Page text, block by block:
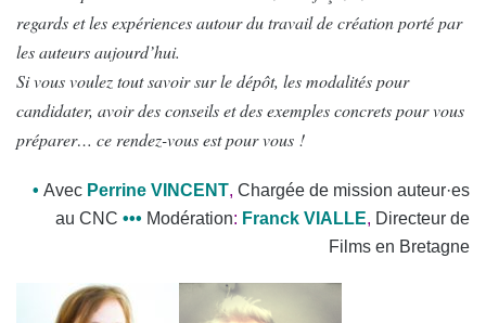
regards et les expériences autour du travail de création porté par
les auteurs aujourd’hui.
Si vous voulez tout savoir sur le dépôt, les modalités pour
candidater, avoir des conseils et des exemples concrets pour vous
préparer… ce rendez-vous est pour vous !
• Avec Perrine VINCENT, Chargée de mission auteur·es
au CNC ••• Modération: Franck VIALLE, Directeur de
Films en Bretagne